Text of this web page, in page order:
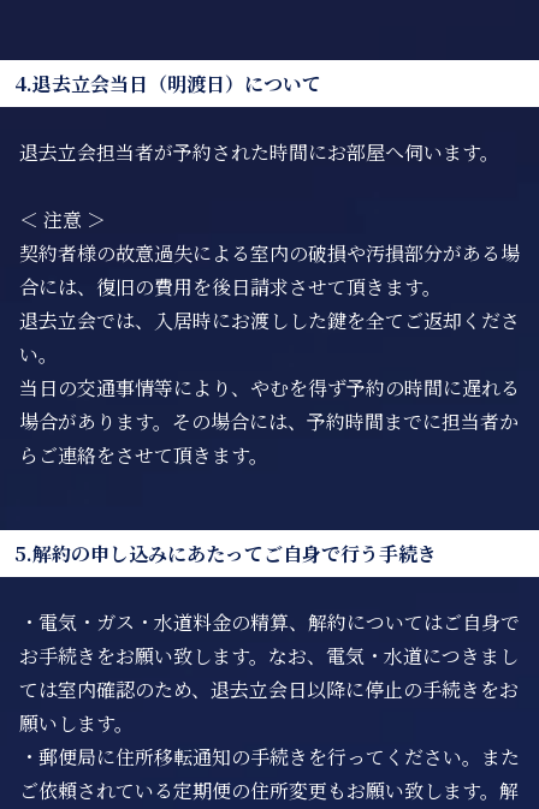
4.退去立会当日（明渡日）について
退去立会担当者が予約された時間にお部屋へ伺います。
＜ 注意 ＞
契約者様の故意過失による室内の破損や汚損部分がある場
合には、復旧の費用を後日請求させて頂きます。
退去立会では、入居時にお渡しした鍵を全てご返却くださ
い。
当日の交通事情等により、やむを得ず予約の時間に遅れる
場合があります。その場合には、予約時間までに担当者か
らご連絡をさせて頂きます。
5.解約の申し込みにあたってご自身で行う手続き
・電気・ガス・水道料金の精算、解約についてはご自身で
お手続きをお願い致します。なお、電気・水道につきまし
ては室内確認のため、退去立会日以降に停止の手続きをお
願いします。
・郵便局に住所移転通知の手続きを行ってください。また
ご依頼されている定期便の住所変更もお願い致します。解